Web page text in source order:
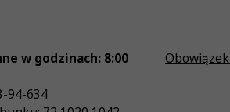
w godzinach: 8:00
94-634